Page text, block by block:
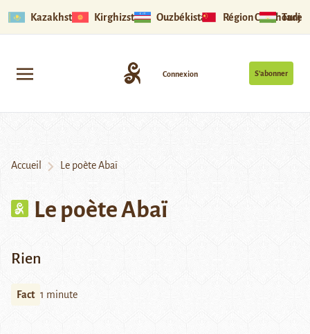
Kazakhstan Kirghizstan Ouzbékistan Région Ouïghoure
S’abonner
Connexion
Accueil Le poète Abaï
Le poète Abaï
Rien
Fact 1 minute